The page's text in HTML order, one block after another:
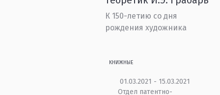
К 150-летию со дня
рождения художника
КНИЖНЫЕ
01.03.2021 - 15.03.2021
Отдел патентно-